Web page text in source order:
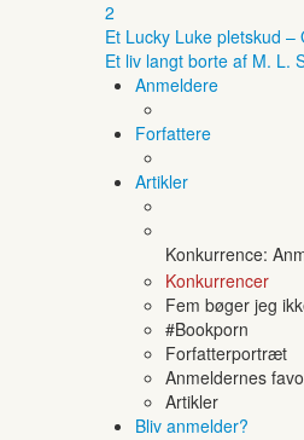
2
Et Lucky Luke pletskud
Et liv langt borte af M. L.
Anmeldere
Forfattere
Artikler
Konkurrence:
Konkurrencer
Fem bøger jeg
#Bookporn
Forfatterportræt
Anmeldernes
Artikler
Bliv anmelder?